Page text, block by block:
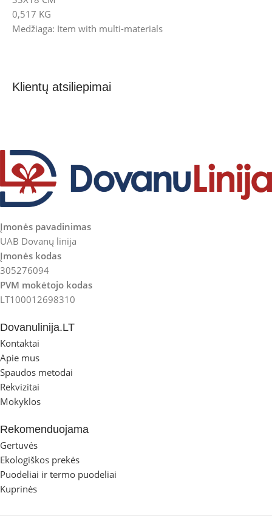
0,517 KG
Medžiaga: Item with multi-materials
Klientų atsiliepimai
Įmonės pavadinimas
UAB Dovanų linija
Įmonės kodas
305276094
PVM mokėtojo kodas
LT100012698310
Dovanulinija.LT
Kontaktai
Apie mus
Spaudos metodai
Rekvizitai
Mokyklos
Rekomenduojama
Gertuvės
Ekologiškos prekės
Puodeliai ir termo puodeliai
Kuprinės